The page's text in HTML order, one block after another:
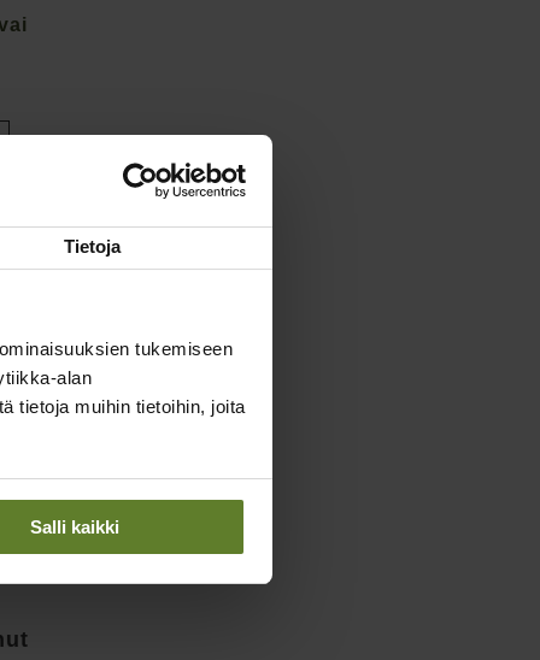
Tietoja
tukemiseen
alan
tietoja muihin tietoihin, joita
Salli kaikki